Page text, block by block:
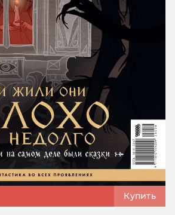
Купить